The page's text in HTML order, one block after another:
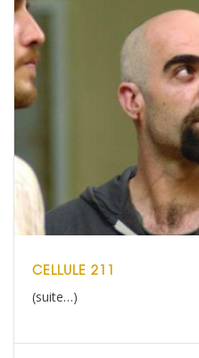
CELLULE 211
(suite…)